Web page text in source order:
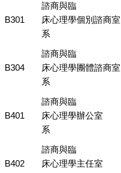
B301
諮商與臨
床心理學
系
個別諮商室
B304
諮商與臨
床心理學
系
團體諮商室
B401
諮商與臨
床心理學
系
辦公室
B402
諮商與臨
床心理學主任室